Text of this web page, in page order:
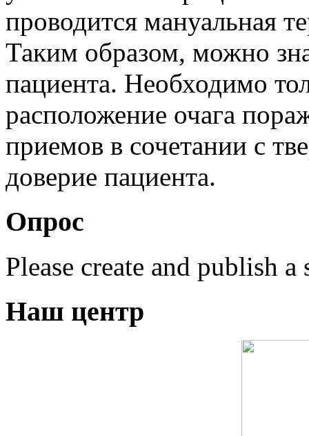
проводится мануальная
Таким образом, можно
пациента. Необходимо
расположение очага
приемов в сочетании с
доверие пациента.
Опрос
Please create and publish
Наш центр